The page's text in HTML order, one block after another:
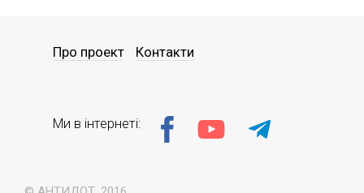
Про проект Контакти
Ми в інтернеті: